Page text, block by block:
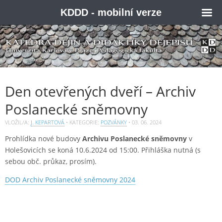
Den otevřených dveří – Archiv
Poslanecké sněmovny
VLOŽIL/A: J. KEPARTOVÁ • KATEGORIE: POZVÁNKY • 03. 06. 2024
Prohlídka nové budovy Archivu Poslanecké sněmovny v
Holešovicích se koná 10.6.2024 od 15:00. Přihláška nutná (s
sebou obč. průkaz, prosím).
DOD Archiv Poslanecké sněmovny 2024
KDDD - mobilní verze